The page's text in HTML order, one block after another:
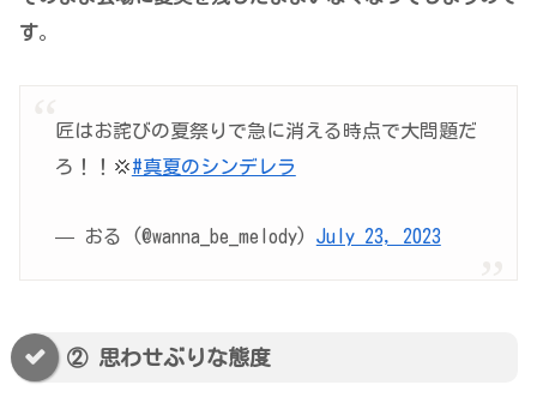
す。
匠はお詫びの夏祭りで急に消える時点で大問題だ
ろ！！💢#真夏のシンデレラ
— おる (@wanna_be_melody) July 23, 2023
② 思わせぶりな態度